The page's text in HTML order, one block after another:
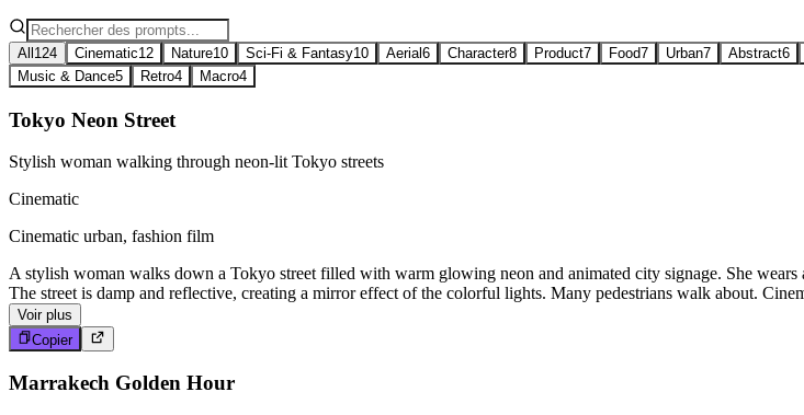
All 124 Cinematic12 Nature10 Sci-Fi & Fantasy10 Aerial 6 Character8 Product7 Food7 Urban7 Abstract6
Music & Dance5 Retro4 Macro4
Tokyo Neon Street
Stylish woman walking through neon-lit Tokyo streets
Cinematic
Cinematic urban, fashion film
A stylish woman walks down a Tokyo street filled with warm glowing neon and animated city signage. She
The street is damp and reflective, creating a mirror effect of the colorful lights. Many pedestrians walk about.
Voir plus
Copier
Marrakech Golden Hour